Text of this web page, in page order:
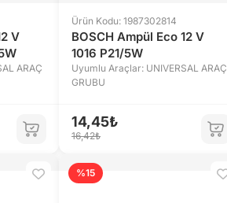
V
ARAÇ
Ürün Kodu: 1987302814
BOSCH Ampül Eco 12 V
1016 P21/5W
Uyumlu Araçlar: UNIVERSAL ARAÇ
GRUBU
14,45₺
16,42₺
%15